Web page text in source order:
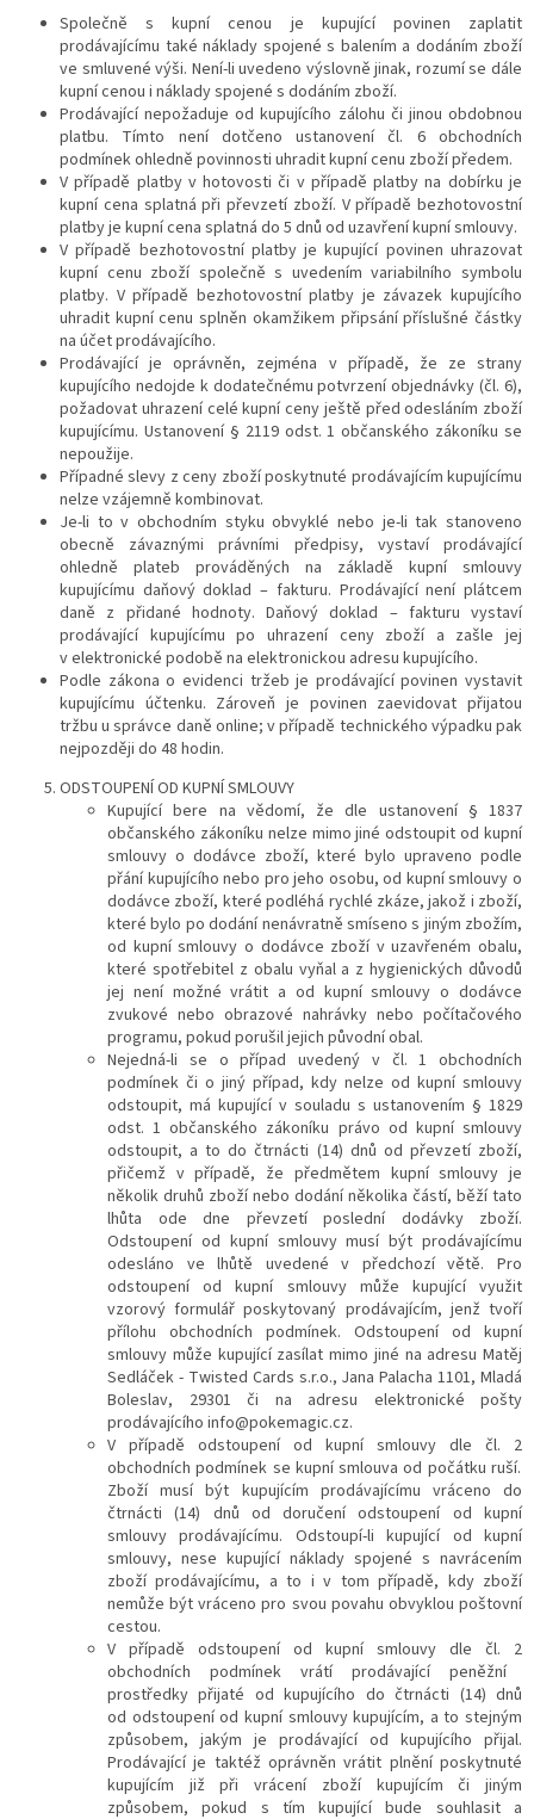
Společně s kupní cenou je kupující povinen zaplatit
prodávajícímu také náklady spojené s balením a dodáním zboží
ve smluvené výši. Není-li uvedeno výslovně jinak, rozumí se dále
kupní cenou i náklady spojené s dodáním zboží.
Prodávající nepožaduje od kupujícího zálohu či jinou obdobnou
platbu. Tímto není dotčeno ustanovení čl. 6obchodních
podmínek ohledně povinnosti uhradit kupní cenu zboží předem.
V případě platby v hotovosti či v případě platby na dobírku je
kupní cena splatná při převzetí zboží. V případě bezhotovostní
platby je kupní cena splatná do 5 dnů od uzavření kupní smlouvy.
V případě bezhotovostní platby je kupující povinen uhrazovat
kupní cenu zboží společně s uvedením variabilního symbolu
platby. V případě bezhotovostní platby je závazek kupujícího
uhradit kupní cenu splněn okamžikem připsání příslušné částky
na účet prodávajícího.
Prodávající je oprávněn, zejména v případě, že ze strany
kupujícího nedojde k dodatečnému potvrzení objednávky (čl. 6),
požadovat uhrazení celé kupní ceny ještě před odesláním zboží
kupujícímu. Ustanovení § 2119 odst. 1 občanského zákoníku se
nepoužije.
Případné slevy z ceny zboží poskytnuté prodávajícím kupujícímu
nelze vzájemně kombinovat.
Je-li to v obchodním styku obvyklé nebo je-li tak stanoveno
obecně závaznými právními předpisy, vystaví prodávající
ohledně plateb prováděných na základě kupní smlouvy
kupujícímu daňový doklad – fakturu. Prodávajícíneníplátcem
daně z přidané hodnoty. Daňový doklad – fakturu vystaví
prodávající kupujícímu po uhrazení ceny zboží a zašle jej
v elektronické podobě na elektronickou adresu kupujícího.
Podle zákona o evidenci tržeb je prodávající povinen vystavit
kupujícímu účtenku. Zároveň je povinen zaevidovat přijatou
tržbu u správce daně online; v případě technického výpadku pak
nejpozději do 48 hodin.
ODSTOUPENÍ OD KUPNÍ SMLOUVY
Kupující bere na vědomí, že dle ustanovení § 1837
občanského zákoníku nelze mimo jiné odstoupit od kupní
smlouvy o dodávce zboží, které bylo upraveno podle
přání kupujícího nebo pro jeho osobu, od kupní smlouvy o
dodávce zboží, které podléhá rychlé zkáze, jakož i zboží,
které bylo po dodání nenávratně smíseno s jiným zbožím,
od kupní smlouvy o dodávce zboží v uzavřeném obalu,
které spotřebitel z obalu vyňal a z hygienických důvodů
jej není možné vrátit a od kupní smlouvy o dodávce
zvukové nebo obrazové nahrávky nebo počítačového
programu, pokud porušil jejich původní obal.
Nejedná-li se o případ uvedený v čl.1 obchodních
podmínek či o jiný případ, kdy nelze od kupní smlouvy
odstoupit, má kupující v souladu s ustanovením § 1829
odst. 1 občanského zákoníku právo od kupní smlouvy
odstoupit, a to do čtrnácti (14) dnů od převzetí zboží,
přičemž v případě, že předmětem kupní smlouvy je
několik druhů zboží nebo dodání několika částí, běží tato
lhůta ode dne převzetí poslední dodávky zboží.
Odstoupení od kupní smlouvy musí být prodávajícímu
odesláno ve lhůtě uvedené v předchozí větě. Pro
odstoupení od kupní smlouvy může kupující využit
vzorový formulář poskytovaný prodávajícím, jenž tvoří
přílohu obchodních podmínek. Odstoupení od kupní
smlouvy může kupující zasílat mimo jiné na adresu Matěj
Sedláček - Twisted Cards s.r.o., Jana Palacha 1101, Mladá
Boleslav, 29301 či na adresu elektronické pošty
prodávajícího info@pokemagic.cz.
V případě odstoupení od kupní smlouvy dle čl. 2
obchodních podmínek se kupní smlouva od počátku ruší.
Zboží musí být kupujícím prodávajícímu vráceno do
čtrnácti (14) dnů od doručení odstoupení od kupní
smlouvy prodávajícímu. Odstoupí-li kupující od kupní
smlouvy, nese kupující náklady spojené s navrácením
zboží prodávajícímu, a to i v tom případě, kdy zboží
nemůže být vráceno pro svou povahu obvyklou poštovní
cestou.
V případě odstoupení od kupní smlouvy dle čl. 2
obchodních podmínek vrátí prodávající peněžní
prostředky přijaté od kupujícího do čtrnácti (14) dnů
od odstoupení od kupní smlouvy kupujícím, a to stejným
způsobem, jakým je prodávající od kupujícího přijal.
Prodávající je taktéž oprávněn vrátit plnění poskytnuté
kupujícím již při vrácení zboží kupujícím či jiným
způsobem, pokud s tím kupující bude souhlasit a